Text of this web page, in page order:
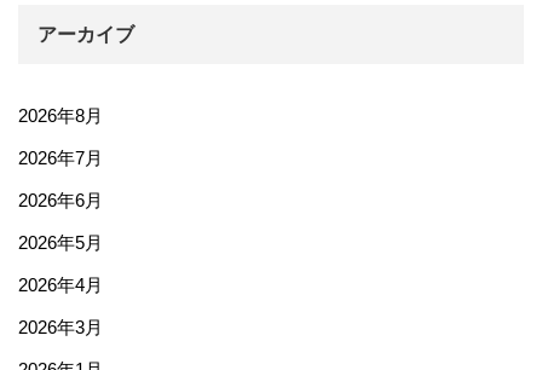
アーカイブ
2026年8月
2026年7月
2026年6月
2026年5月
2026年4月
2026年3月